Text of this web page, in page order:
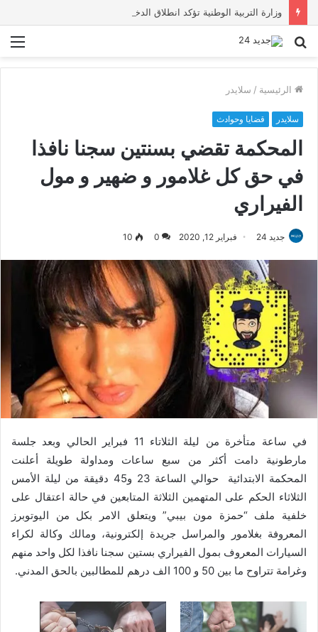
بحث
الرئيسية / سلايدر
سلايدر قضايا وحوادث
المحكمة تقضي بسنتين سجنا نافذا
في حق كل غلامور و ضهير و مول
الفيراري
جديد 24 فبراير 12, 2020 0
10
في ساعة متأخرة من ليلة الثلاتاء 11 فبراير الحالي وبعد جلسة
مارطونية دامت أكثر من سبع ساعات ومداولة طويلة أعلنت
المحكمة الابتدائية حوالي الساعة 23 و45 دقيقة من ليلة الأمس
الثلاثاء الحكم على المتهمين الثلاثة المتابعين في حالة اعتقال على
خلفية ملف “حمزة مون بيبي” ويتعلق الامر بكل من اليوتوبرز
المعروفة بغلامور والمراسل جريدة إلكترونية، ومالك وكالة لكراء
السيارات المعروف بمول الفيراري بستين سجنا نافذا لكل واحد منهم
وغرامة تتراوح ما بين 50 و 100 الف درهم للمطالبين بالحق المدني.